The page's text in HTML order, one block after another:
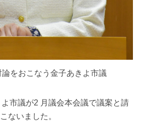
をおこなう金子あきよ市議
市議が2 月議会本会議で議案と請
ないました。